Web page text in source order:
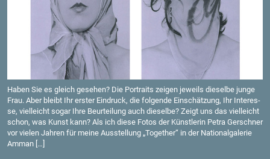
Haben Sie es gleich ge­se­hen? Die Por­traits zei­gen je­weils die­sel­be junge
Frau. Aber bleibt Ihr ers­ter Ein­druck, die fol­gen­de Ein­schät­zung, Ihr In­ter­es­
se, viel­leicht sogar Ihre Be­ur­tei­lung auch die­sel­be? Zeigt uns das viel­leicht
schon, was Kunst kann? Als ich diese Fotos der Künst­le­rin Petra Ger­sch­ner
vor vie­len Jah­ren für meine Aus­stel­lung „To­ge­ther“ in der Na­tio­nal­ga­le­rie
Amman […]